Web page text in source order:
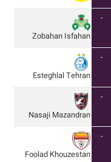
Zobahan Isfahan
-
Esteghlal Tehran
-
Nasaji Mazandran
-
Foolad Khouzestan
-